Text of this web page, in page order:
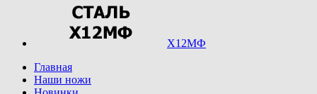
Х12МФ
Главная
Наши ножи